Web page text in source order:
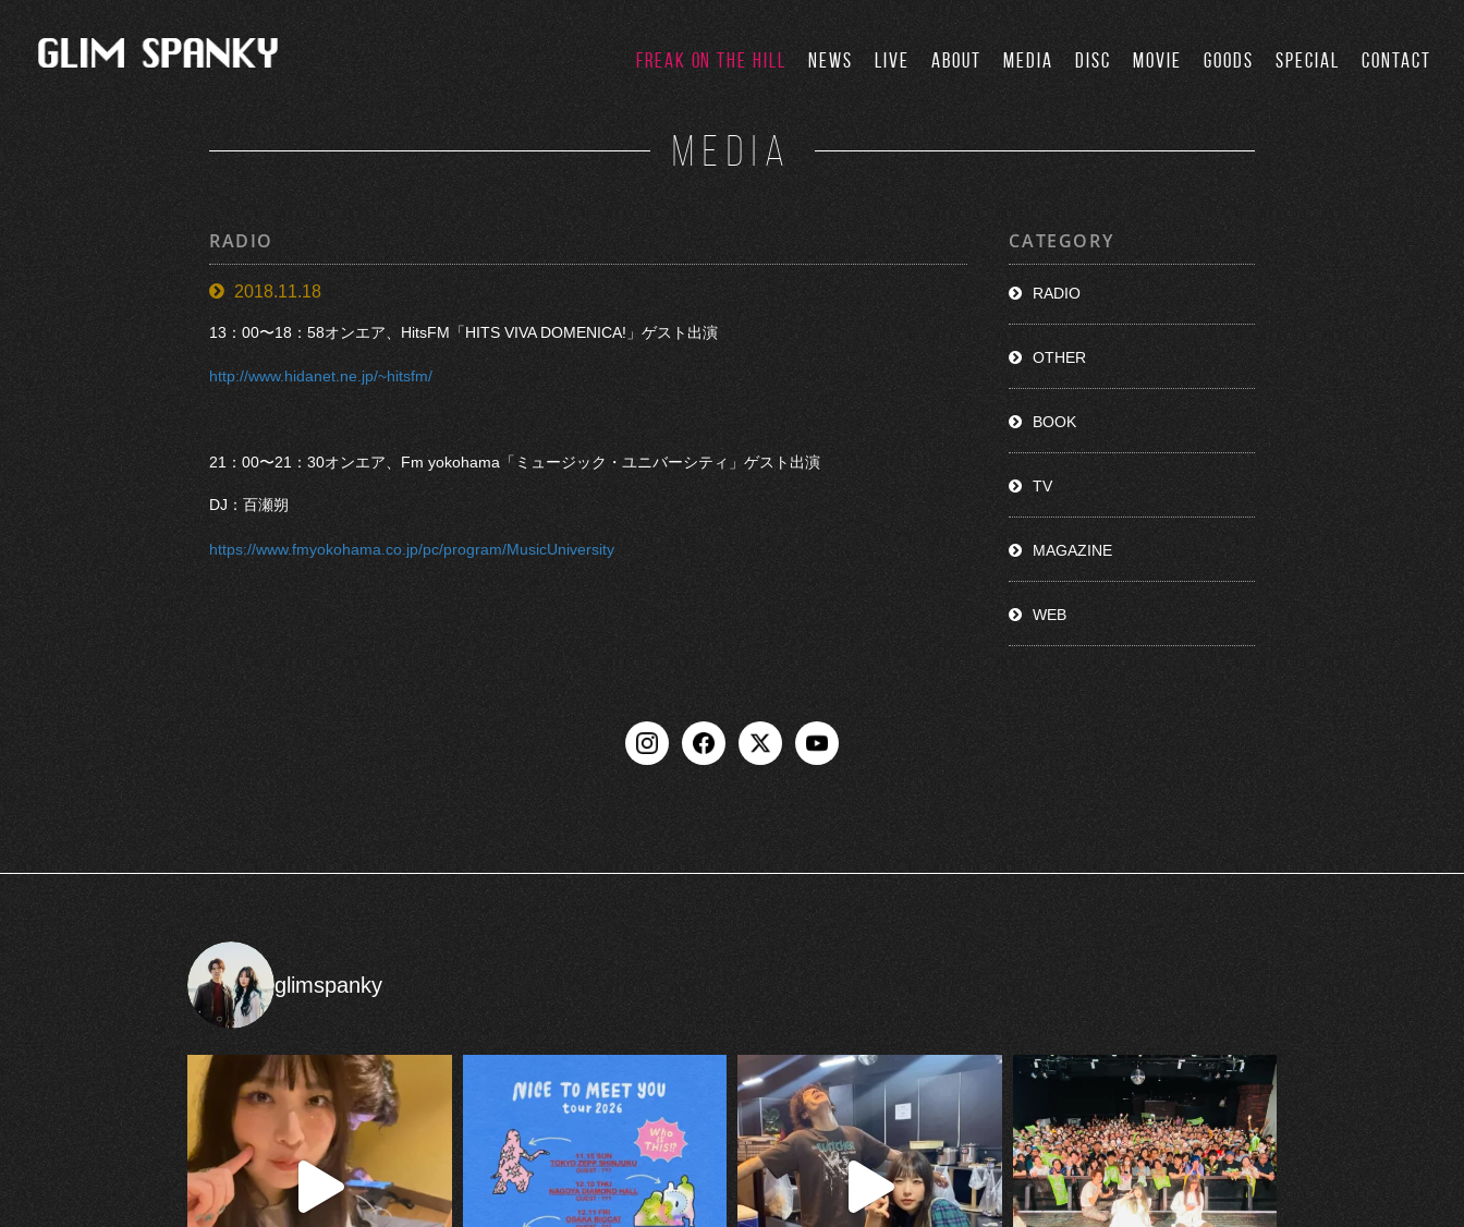
FREAK ON THE HILL NEWS LIVE ABOUT MEDIA DISC MOVIE GOODS SPECIAL CONTACT
MEDIA
RADIO
2018.11.18
13：00〜18：58オンエア、HitsFM「HITS VIVA DOMENICA!」ゲスト出演
http://www.hidanet.ne.jp/~hitsfm/
21：00〜21：30オンエア、Fm yokohama「ミュージック・ユニバーシティ」ゲスト出演
DJ：百瀬朔
https://www.fmyokohama.co.jp/pc/program/MusicUniversity
CATEGORY
RADIO
OTHER
BOOK
TV
MAGAZINE
WEB
glimspanky